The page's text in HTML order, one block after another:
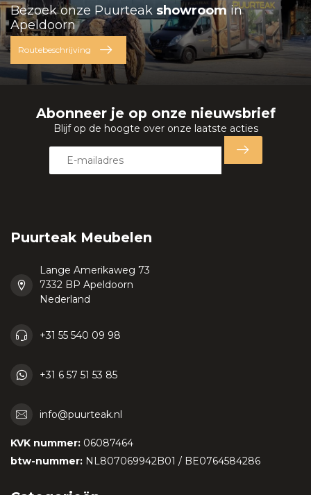
Bezoek onze Puurteak showroom in
Apeldoorn
Routebeschrijving
Abonneer je op onze nieuwsbrief
Blijf op de hoogte over onze laatste acties
Puurteak Meubelen
Lange Amerikaweg 73
7332 BP Apeldoorn
Nederland
+31 55 540 09 98
+31 6 57 51 53 85
info@puurteak.nl
KVK nummer: 06087464
btw-nummer: NL807069942B01 / BE0764584286